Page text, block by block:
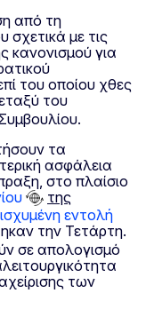
από τη
σχετικά με τις
κανονισμού για
του οποίου χθες
του
τα
ασφάλεια
στο πλαίσιο
της
εντολή
την Τετάρτη.
σε απολογισμό
των